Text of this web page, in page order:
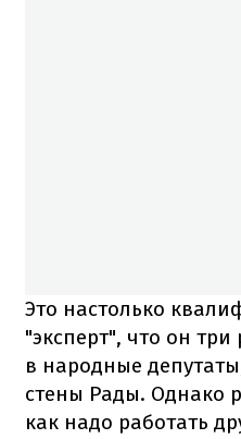
Это настолько
"эксперт", что он
в народные
стены Рады. Однако
как надо работать